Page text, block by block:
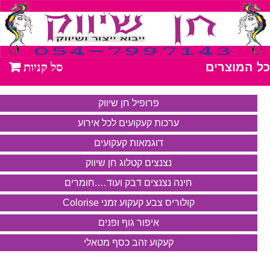
כל המוצרים
פרופיל חן שיווק
ערכות קעקועים לכל אירוע
דוגמאות קעקועים
נצנצים קטלוג חן שיווק
חינה נצנצים דבק ועוד….חומרים
קולוריס צבע קעקוע זמני Colorise
איפור גוף ופנים
קעקוע זהב כסף מטאלי